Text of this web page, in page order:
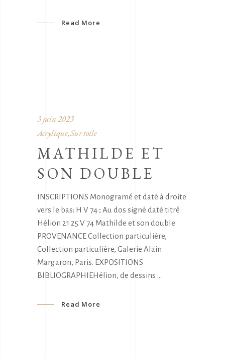
Read More
3 juin 2023
Acrylique, Sur toile
MATHILDE ET
SON DOUBLE
INSCRIPTIONS Monogramé et daté à droite
vers le bas: H V 74 ; Au dos signé daté titré :
Hélion 21 25 V 74 Mathilde et son double
PROVENANCE Collection particulière,
Collection particulière, Galerie Alain
Margaron, Paris. EXPOSITIONS
BIBLIOGRAPHIEHélion, de dessins
Read More